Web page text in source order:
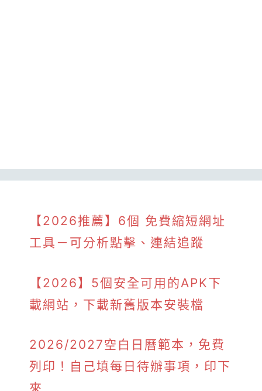
【2026推薦】6個 免費縮短網址
工具－可分析點擊、連結追蹤
【2026】5個安全可用的APK下
載網站，下載新舊版本安裝檔
2026/2027空白日曆範本，免費
列印！自己填每日待辦事項，印下
來